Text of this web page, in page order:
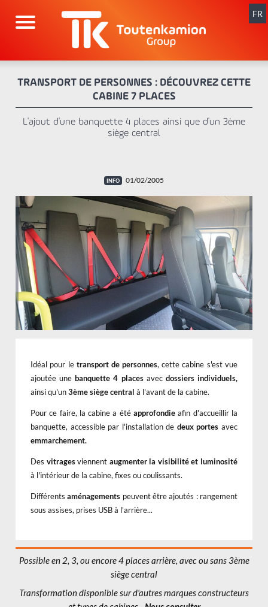
contenu
FR
TRANSPORT DE PERSONNES : DÉCOUVREZ CETTE
CABINE 7 PLACES
L'ajout d'une banquette 4 places ainsi que d'un 3ème
siège central
01/02/2005
Idéal pour le transport de personnes, cette cabine s'est vue
ajoutée unebanquette 4 places avec dossiers individuels,
ainsi qu'un3ème siège central à l'avant de la cabine.
Pour ce faire, la cabine a étéapprofondie afin d'accueillir la
banquette, accessible par l'installation de deux portes avec
emmarchement.
Des vitragesviennent augmenter la visibilité et luminosité
à l'intérieur de la cabine, fixes ou coulissants.
Différentsaménagements peuvent être ajoutés : rangement
sous assises, prises USB à l'arrière...
Possible en 2, 3, ou encore 4 places arrière, avec ou sans 3ème
siège central
Transformation disponible sur d'autres marques constructeurs